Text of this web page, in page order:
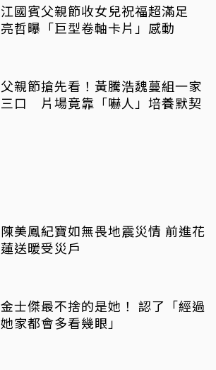
江國賓父親節收女兒祝福超滿足
亮哲曝「巨型卷軸卡片」感動
父親節搶先看！黃騰浩魏蔓組一家
三口 片場竟靠「嚇人」培養默契
陳美鳳紀寶如無畏地震災情 前進花
蓮送暖受災戶
金士傑最不捨的是她！ 認了「經過
她家都會多看幾眼」